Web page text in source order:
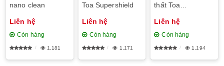
nano clean
Liên hệ
Còn hàng
1,181
Toa Supershield
Liên hệ
Còn hàng
1,171
thất Toa
Liên hệ
Còn hàng
1,194